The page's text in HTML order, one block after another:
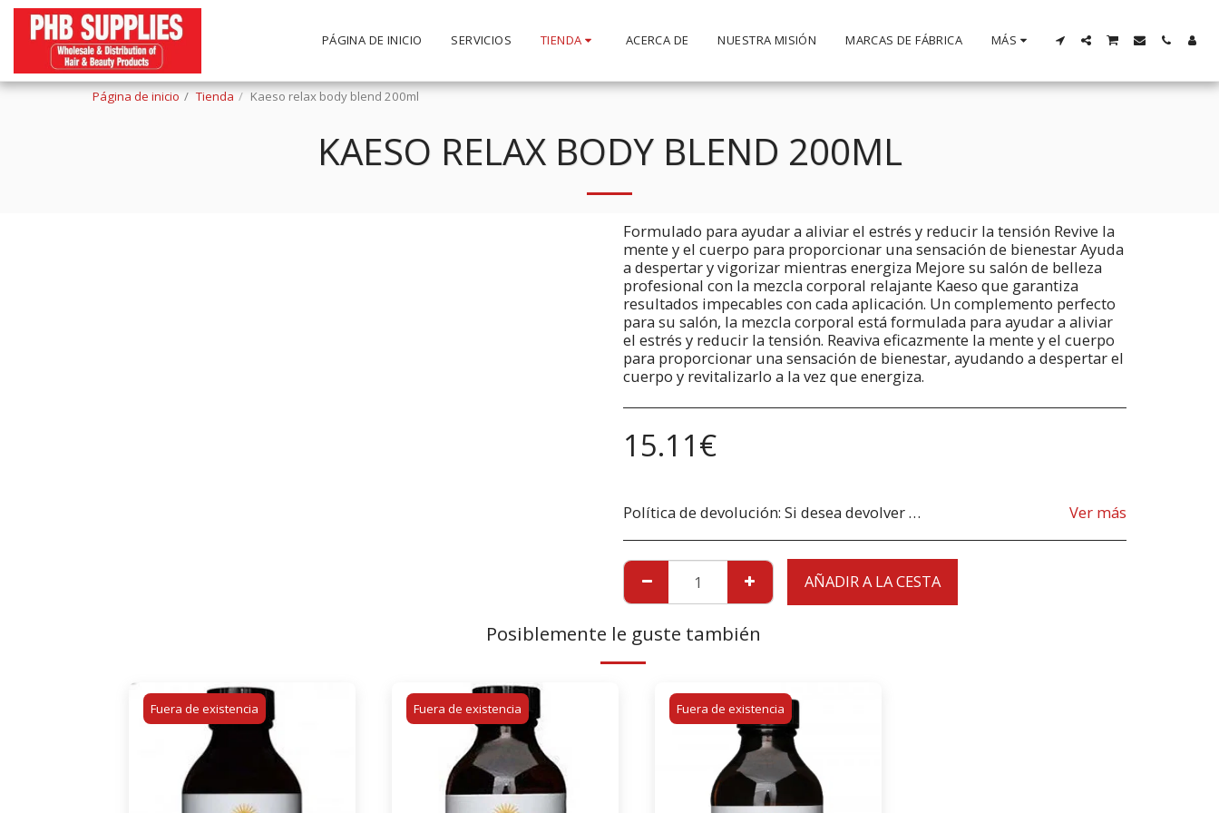
PÁGINA DE INICIO SERVICIOS TIENDA ACERCA DE NUESTRA MISIÓN MARCAS DE FÁBRICA MÁS
Página de inicio Tienda Kaeso relax body blend 200ml
KAESO RELAX BODY BLEND 200ML
Formulado para ayudar a aliviar el estrés y reducir la tensión Revive la
mente y el cuerpo para proporcionar una sensación de bienestar Ayuda
a despertar y vigorizar mientras energiza Mejore su salón de belleza
profesional con la mezcla corporal relajante Kaeso que garantiza
resultados impecables con cada aplicación. Un complemento perfecto
para su salón, la mezcla corporal está formulada para ayudar a aliviar
el estrés y reducir la tensión. Reaviva eficazmente la mente y el cuerpo
para proporcionar una sensación de bienestar, ayudando a despertar el
cuerpo y revitalizarlo a la vez que energiza.
15.11€
Política de devolución: Si desea devolver un producto debido a daños, debe informarnos inmediatamente antes de devolverlo. Si desea devolver los productos debido a un producto incorrecto suministrado, el producto debe ser enviado desde nuestra tienda. para aclarar cualquier posible devolución, contáctenos antes de devolver el producto, todas las devoluciones son a su cargo, el cliente. Ver más
AÑADIR A LA CESTA
Posiblemente le guste también
Fuera de existencia Fuera de existencia Fuera de existencia